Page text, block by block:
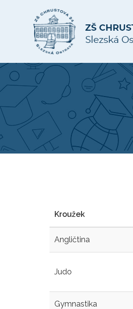
Kroužek
Angličtina
Judo
Gymnastika